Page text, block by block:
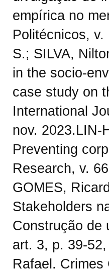
empírica no
Politécnicos,
S.; SILVA,
in the socio-
case study on
International
nov. 2023.LIN-
Preventing
Research, v.
GOMES,
Stakeholders
Construção de
art. 3, p. 39-
Rafael.